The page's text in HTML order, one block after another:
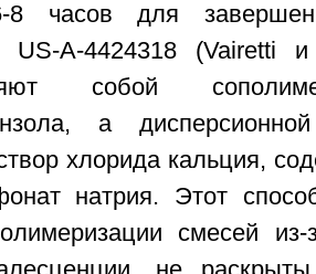
8 часов для
US-A-4424318 (Vairetti
собой
а
хлорида кальция,
натрия. Этот
смесей из-